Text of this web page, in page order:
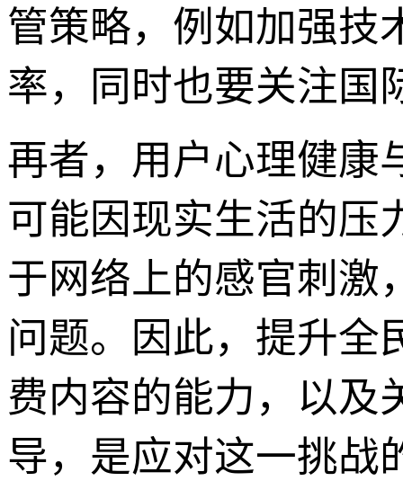
管策略，例如加强技
率，同时也要关注国
再者，用户心理健康
可能因现实生活的压
于网络上的感官刺激
问题。因此，提升全
费内容的能力，以及
导，是应对这一挑战